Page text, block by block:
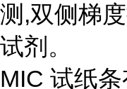
测,双侧梯
试剂。
MIC 试纸条